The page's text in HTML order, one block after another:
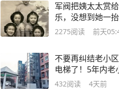
军阀把姨太太赏
乐，没想到她一
人皆退，无人敢近
2275阅读 前天
不要再纠结老小
电梯了！5年内老
安装迎来大调整
432阅读 4天前